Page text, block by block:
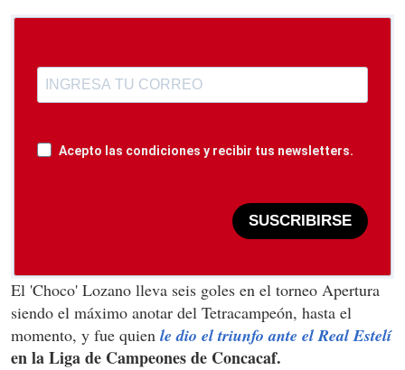
Acepto las condiciones y recibir tus newsletters.
SUSCRIBIRSE
El 'Choco' Lozano lleva seis goles en el torneo Apertura
siendo el máximo anotar del Tetracampeón, hasta el
momento, y fue quien le dio el triunfo ante el Real Estelí
en la Liga de Campeones de Concacaf.